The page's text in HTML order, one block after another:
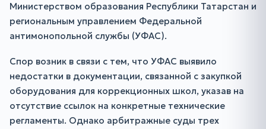
Министерством образования Республики Татарстан и
региональным управлением Федеральной
антимонопольной службы (УФАС).
Спор возник в связи с тем, что УФАС выявило
недостатки в документации, связанной с закупкой
оборудования для коррекционных школ, указав на
отсутствие ссылок на конкретные технические
регламенты. Однако арбитражные суды трех